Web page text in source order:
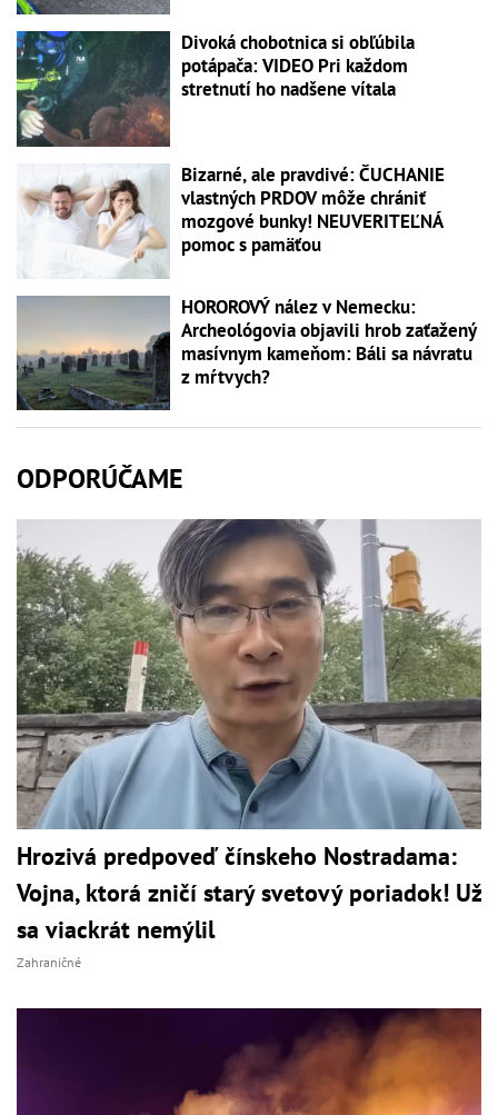
Divoká chobotnica si obľúbila
potápača: VIDEO Pri každom
stretnutí ho nadšene vítala
Bizarné, ale pravdivé: ČUCHANIE
vlastných PRDOV môže chrániť
mozgové bunky! NEUVERITEĽNÁ
pomoc s pamäťou
HOROROVÝ nález v Nemecku:
Archeológovia objavili hrob zaťažený
masívnym kameňom: Báli sa návratu
z mŕtvych?
ODPORÚČAME
Hrozivá predpoveď čínskeho Nostradama:
Vojna, ktorá zničí starý svetový poriadok! Už
sa viackrát nemýlil
Zahraničné